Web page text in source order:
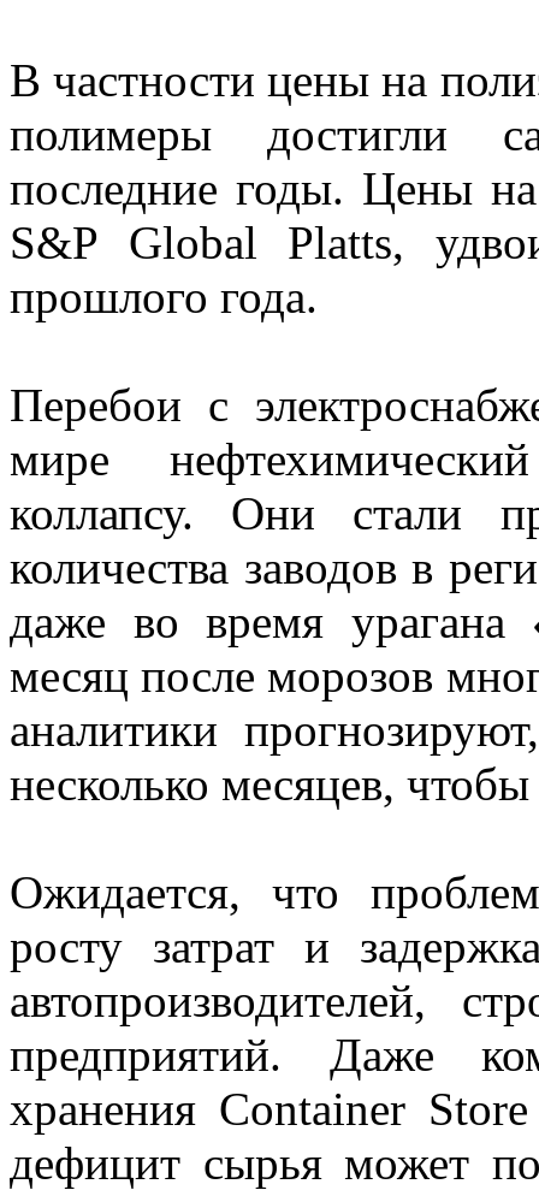
В частности цены на
полимеры достигли
последние годы. Цены
S&P Global Platts,
прошлого года.
Перебои с
мире
коллапсу. Они стали
количества заводов в
даже во время
месяц после морозов
аналитики
несколько месяцев,
Ожидается, что
росту затрат и
автопроизводителей,
предприятий. Даже
хранения Container
дефицит сырья может